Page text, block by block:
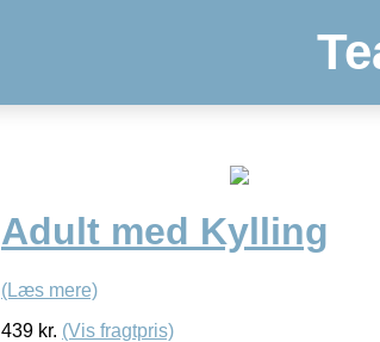
Adult med Kylling
(Læs mere)
439 kr. (Vis fragtpris)